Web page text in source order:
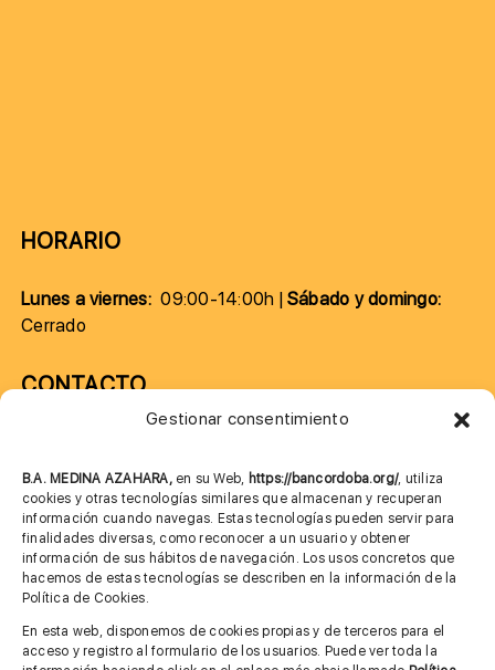
Gestionar consentimiento
B.A. MEDINA AZAHARA, en su Web, https://bancordoba.org/, utiliza
cookies y otras tecnologías similares que almacenan y recuperan
información cuando navegas. Estas tecnologías pueden servir para
finalidades diversas, como reconocer a un usuario y obtener
información de sus hábitos de navegación. Los usos concretos que
hacemos de estas tecnologías se describen en la información de la
Política de Cookies.
En esta web, disponemos de cookies propias y de terceros para el
acceso y registro al formulario de los usuarios. Puede ver toda la
HORARIO
Lunes a viernes:09:00-14:00h |Sábado y domingo:
Cerrado
CONTACTO
685 901 226
MÁS INFORMACIÓN
Aviso legal